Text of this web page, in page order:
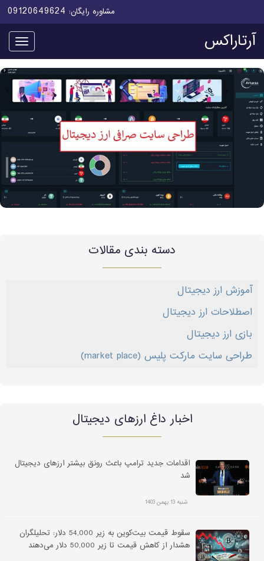
مشاوره رایگان: 09120649624
منو آرتاراکس
دسته بندی مقالات
آموزش ارز دیجیتال
اصطلاحات ارز دیجیتال
بازی ارز دیجیتال
طراحی سایت مارکت پلیس (market place)
اخبار داغ ارز‌های دیجیتال
اقدامات جدید ترامپ باعث رونق بیشتر ارزهای دیجیتال
شد
شنبه 13 بهمن 1403
سقوط قیمت بیت‌کوین به زیر 54,000 دلار: تحلیلگران
هشدار از کاهش قیمت تا زیر 50,000 دلار می‌دهند